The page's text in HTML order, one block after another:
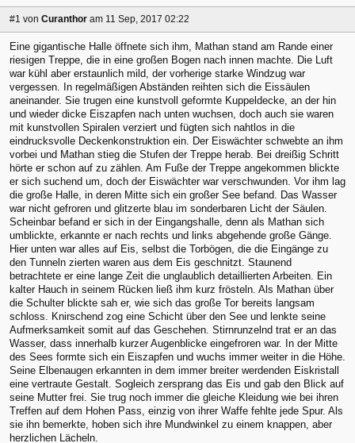
#1 von Curanthor am 11 Sep, 2017 02:22
Eine gigantische Halle öffnete sich ihm, Mathan stand am Rande einer
riesigen Treppe, die in eine großen Bogen nach innen machte. Die Luft
war kühl aber erstaunlich mild, der vorherige starke Windzug war
vergessen. In regelmäßigen Abständen reihten sich die Eissäulen
aneinander. Sie trugen eine kunstvoll geformte Kuppeldecke, an der hin
und wieder dicke Eiszapfen nach unten wuchsen, doch auch sie waren
mit kunstvollen Spiralen verziert und fügten sich nahtlos in die
eindrucksvolle Deckenkonstruktion ein. Der Eiswächter schwebte an ihm
vorbei und Mathan stieg die Stufen der Treppe herab. Bei dreißig Schritt
hörte er schon auf zu zählen. Am Fuße der Treppe angekommen blickte
er sich suchend um, doch der Eiswächter war verschwunden. Vor ihm lag
die große Halle, in deren Mitte sich ein großer See befand. Das Wasser
war nicht gefroren und glitzerte blau im sonderbaren Licht der Säulen.
Scheinbar befand er sich in der Eingangshalle, denn als Mathan sich
umblickte, erkannte er nach rechts und links abgehende große Gänge.
Hier unten war alles auf Eis, selbst die Torbögen, die die Eingänge zu
den Tunneln zierten waren aus dem Eis geschnitzt. Staunend
betrachtete er eine lange Zeit die unglaublich detaillierten Arbeiten. Ein
kalter Hauch in seinem Rücken ließ ihm kurz frösteln. Als Mathan über
die Schulter blickte sah er, wie sich das große Tor bereits langsam
schloss. Knirschend zog eine Schicht über den See und lenkte seine
Aufmerksamkeit somit auf das Geschehen. Stirnrunzelnd trat er an das
Wasser, dass innerhalb kurzer Augenblicke eingefroren war. In der Mitte
des Sees formte sich ein Eiszapfen und wuchs immer weiter in die Höhe.
Seine Elbenaugen erkannten in dem immer breiter werdenden Eiskristall
eine vertraute Gestalt. Sogleich zersprang das Eis und gab den Blick auf
seine Mutter frei. Sie trug noch immer die gleiche Kleidung wie bei ihren
Treffen auf dem Hohen Pass, einzig von ihrer Waffe fehlte jede Spur. Als
sie ihn bemerkte, hoben sich ihre Mundwinkel zu einem knappen, aber
herzlichen Lächeln.